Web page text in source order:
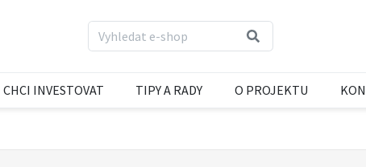
CHCI INVESTOVAT TIPY A RADY O PROJEKTU